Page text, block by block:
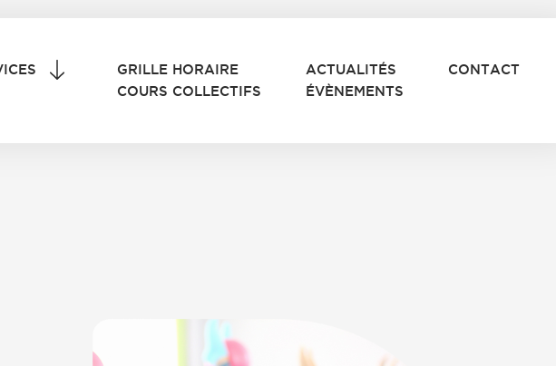
GRILLE HORAIRE
COURS COLLECTIFS
ACTUALITÉS
ÉVÈNEMENTS
CONTACT